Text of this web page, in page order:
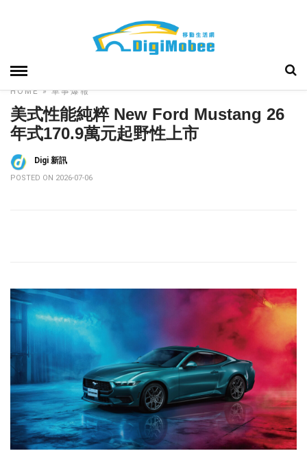
HOME»車事爆報
美式性能純粹 New Ford Mustang 26
年式170.9萬元起野性上市
Digi 新訊
POSTED ON 2026-07-06